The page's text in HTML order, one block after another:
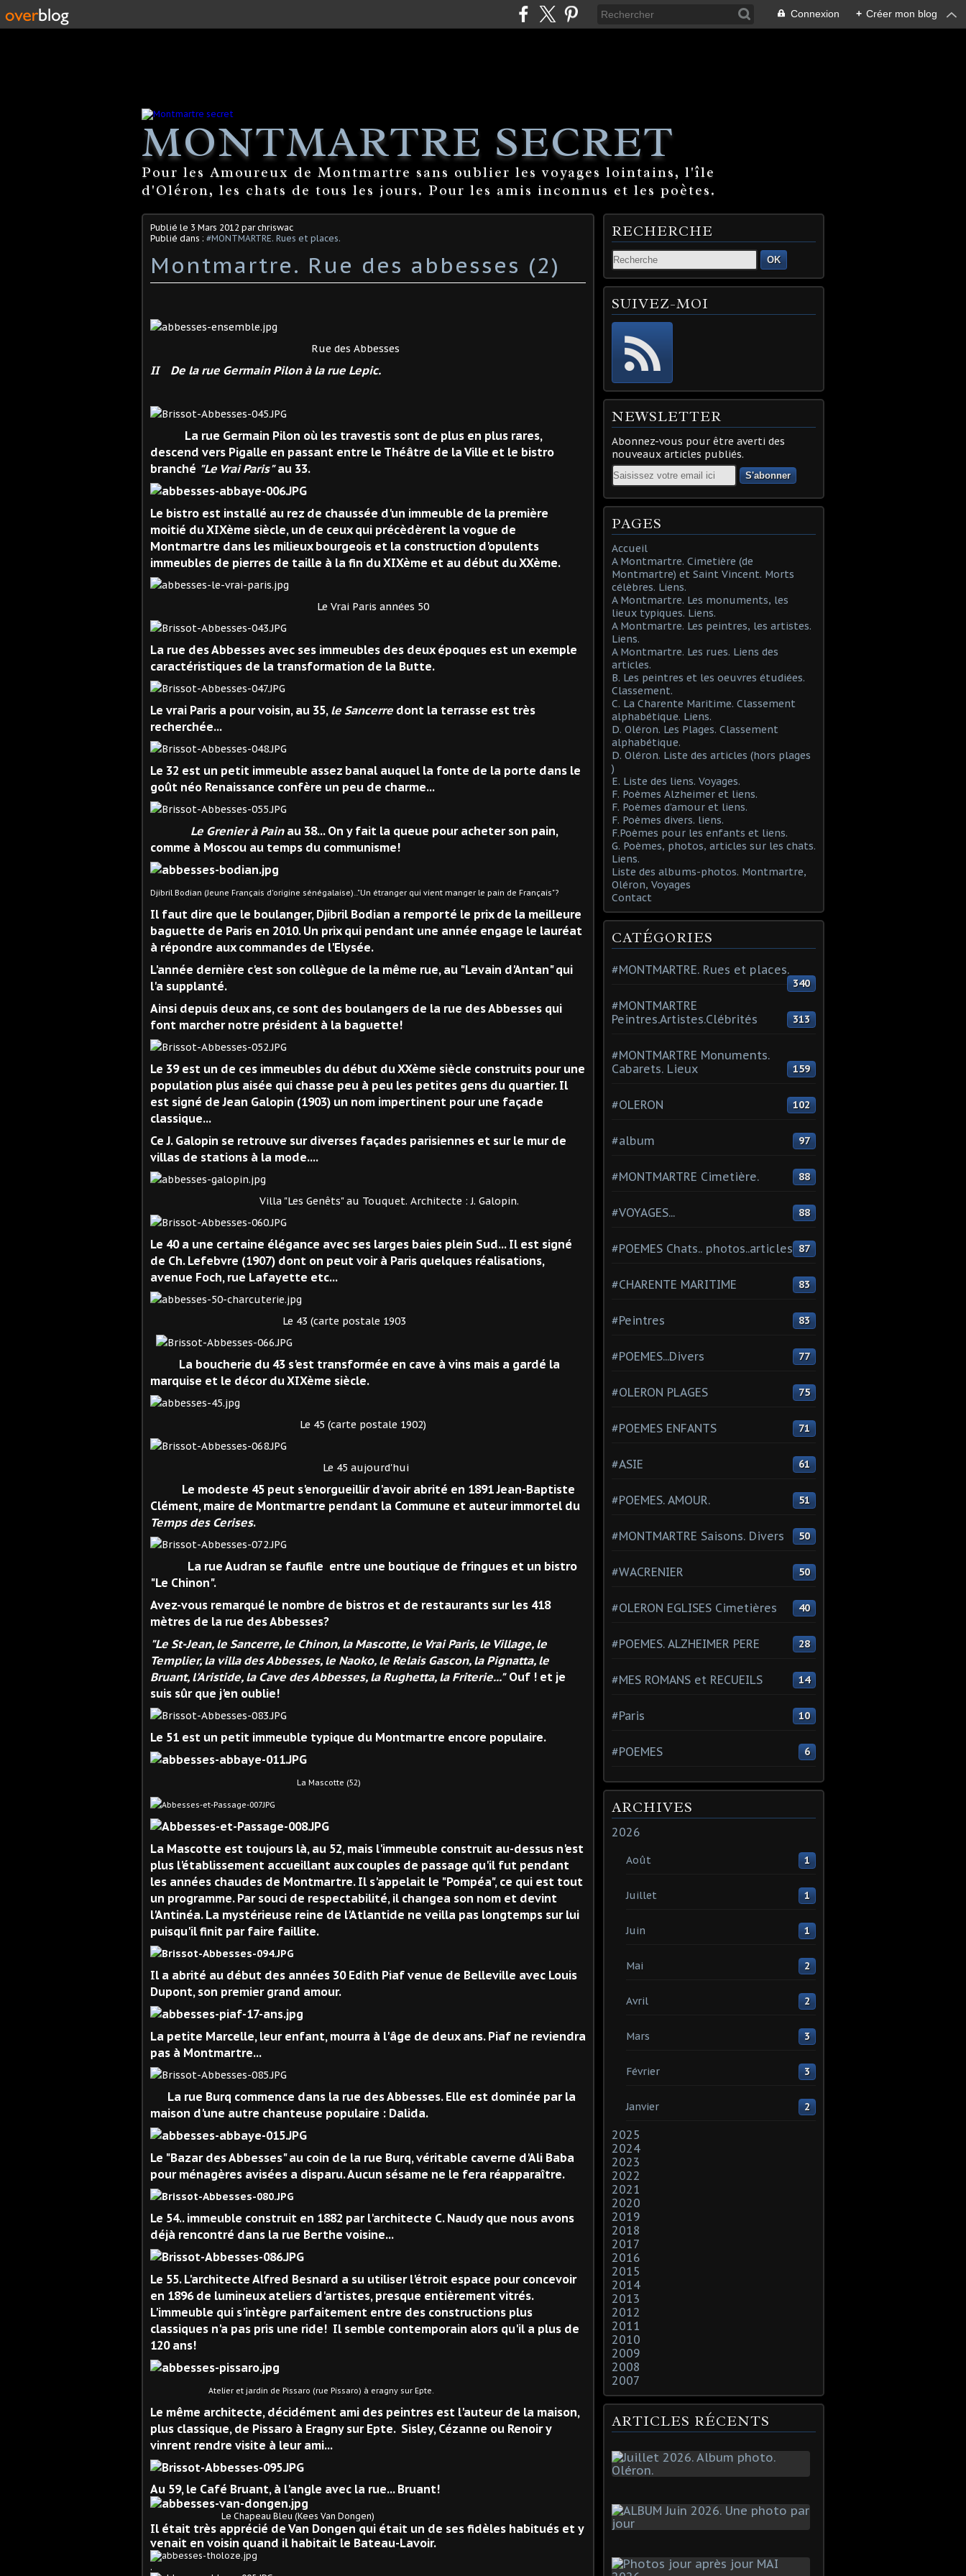
Connexion + Créer mon blog
MONTMARTRE SECRET
Pour les Amoureux de Montmartre sans oublier les voyages lointains, l'île
d'Oléron, les chats de tous les jours. Pour les amis inconnus et les poètes.
Publié le 3 Mars 2012 par chriswac
Publié dans : #MONTMARTRE. Rues et places.
Montmartre. Rue des abbesses (2)
Rue des Abbesses
II De la rue Germain Pilon à la rue Lepic.
La rue Germain Pilon où les travestis sont de plus en plus rares,
descend vers Pigalle en passant entre le Théâtre de la Ville et le bistro
branché "Le Vrai Paris"au 33.
Le bistro est installé au rez de chaussée d'un immeuble de la première
moitié du XIXème siècle, un de ceux qui précèdèrent la vogue de
Montmartre dans les milieux bourgeois et la construction d'opulents
immeubles de pierres de taille à la fin du XIXème et au début du XXème.
Le Vrai Paris années 50
La rue des Abbesses avec ses immeubles des deux époques est un exemple
caractéristiques de la transformation de la Butte.
Le vrai Paris a pour voisin, au 35, le Sancerre dont la terrasse est très
recherchée...
Le 32 est un petit immeuble assez banal auquel la fonte de la porte dans le
goût néo Renaissance confère un peu de charme...
Le Grenier à Painau 38... On y fait la queue pour acheter son pain,
comme à Moscou au temps du communisme!
Djibril Bodian (Jeune Français d'origine sénégalaise)..."Un étranger qui vient manger le pain de Français"?
Il faut dire que le boulanger, Djibril Bodian a remporté le prix de la meilleure
baguette de Paris en 2010. Un prix qui pendant une année engage le lauréat
à répondre aux commandes de l'Elysée.
L'année dernière c'est son collègue de la même rue, au "Levain d'Antan" qui
l'a supplanté.
Ainsi depuis deux ans, ce sont des boulangers de la rue des Abbesses qui
font marcher notre président à la baguette!
Le 39 est un de ces immeubles du début du XXème siècle construits pour une
population plus aisée qui chasse peu à peu les petites gens du quartier. Il
est signé de Jean Galopin (1903) un nom impertinent pour une façade
classique...
Ce J. Galopin se retrouve sur diverses façades parisiennes et sur le mur de
villas de stations à la mode....
Villa "Les Genêts" au Touquet. Architecte : J. Galopin.
Le 40 a une certaine élégance avec ses larges baies plein Sud... Il est signé
de Ch. Lefebvre (1907) dont on peut voir à Paris quelques réalisations,
avenue Foch, rue Lafayette etc...
Le 43 (carte postale 1903
La boucherie du 43 s'est transformée en cave à vins mais a gardé la
marquise et le décor du XIXème siècle.
Le 45 (carte postale 1902)
Le 45 aujourd'hui
Le modeste 45 peut s'enorgueillir d'avoir abrité en 1891 Jean-Baptiste
Clément, maire de Montmartre pendant la Commune et auteur immortel du
Temps des Cerises.
La rue Audran se faufile entre une boutique de fringues et un bistro
"Le Chinon".
Avez-vous remarqué le nombre de bistros et de restaurants sur les 418
mètres de la rue des Abbesses?
"Le St-Jean, le Sancerre, le Chinon, la Mascotte, le Vrai Paris, le Village, le
Templier, la villa des Abbesses, le Naoko, le Relais Gascon, la Pignatta, le
Bruant, l'Aristide, la Cave des Abbesses, la Rughetta, la Friterie..." Ouf ! et je
suis sûr que j'en oublie!
Le 51 est un petit immeuble typique du Montmartre encore populaire.
La Mascotte (52)
La Mascotte est toujours là, au 52, mais l'immeuble construit au-dessus n'est
plus l'établissement accueillant aux couples de passage qu'il fut pendant
les années chaudes de Montmartre. Il s'appelait le "Pompéa", ce qui est tout
un programme. Par souci de respectabilité, il changea son nom et devint
l'Antinéa. La mystérieuse reine de l'Atlantide ne veilla pas longtemps sur lui
puisqu'il finit par faire faillite.
Il a abrité au début des années 30 Edith Piaf venue de Belleville avec Louis
Dupont, son premier grand amour.
La petite Marcelle, leur enfant, mourra à l'âge de deux ans. Piaf ne reviendra
pas à Montmartre...
La rue Burq commence dans la rue des Abbesses. Elle est dominée par la
maison d'une autre chanteuse populaire : Dalida.
Le "Bazar des Abbesses" au coin de la rue Burq, véritable caverne d'Ali Baba
pour ménagères avisées a disparu. Aucun sésame ne le fera réapparaître.
Le 54.. immeuble construit en 1882 par l'architecte C. Naudy que nous avons
déjà rencontré dans la rue Berthe voisine...
Le 55. L'architecte Alfred Besnard a su utiliser l'étroit espace pour concevoir
en 1896 de lumineux ateliers d'artistes, presque entièrement vitrés.
L'immeuble qui s'intègre parfaitement entre des constructions plus
classiques n'a pas pris une ride! Il semble contemporain alors qu'il a plus de
120 ans!
Atelier et jardin de Pissaro (rue Pissaro) à eragny sur Epte.
Le même architecte, décidément ami des peintres est l'auteur de la maison,
plus classique, de Pissaro à Eragny sur Epte. Sisley, Cézanne ou Renoir y
vinrent rendre visite à leur ami...
Au 59, le Café Bruant, à l'angle avec la rue... Bruant!
Le Chapeau Bleu (Kees Van Dongen)
Il était très apprécié de Van Dongen qui était un de ses fidèles habitués et y
venait en voisin quand il habitait le Bateau-Lavoir.
.
RECHERCHE
OK
SUIVEZ-MOI
NEWSLETTER
Abonnez-vous pour être averti des
nouveaux articles publiés.
Email
PAGES
Accueil
A Montmartre. Cimetière (de
Montmartre) et Saint Vincent. Morts
célèbres. Liens.
A Montmartre. Les monuments, les
lieux typiques. Liens.
A Montmartre. Les peintres, les artistes.
Liens.
A Montmartre. Les rues. Liens des
articles.
B. Les peintres et les oeuvres étudiées.
Classement.
C. La Charente Maritime. Classement
alphabétique. Liens.
D. Oléron. Les Plages. Classement
alphabétique.
D. Oléron. Liste des articles (hors plages
)
E. Liste des liens. Voyages.
F. Poèmes Alzheimer et liens.
F. Poèmes d'amour et liens.
F. Poèmes divers. liens.
F.Poèmes pour les enfants et liens.
G. Poèmes, photos, articles sur les chats.
Liens.
Liste des albums-photos. Montmartre,
Oléron, Voyages
Contact
CATÉGORIES
#MONTMARTRE. Rues et places.
340
#MONTMARTRE
Peintres.Artistes.Clébrités
313
#MONTMARTRE Monuments.
Cabarets. Lieux
159
#OLERON 102
#album 97
#MONTMARTRE Cimetière. 88
#VOYAGES... 88
#POEMES Chats.. photos..articles 87
#CHARENTE MARITIME 83
#Peintres 83
#POEMES...Divers 77
#OLERON PLAGES 75
#POEMES ENFANTS 71
#ASIE 61
#POEMES. AMOUR. 51
#MONTMARTRE Saisons. Divers 50
#WACRENIER 50
#OLERON EGLISES Cimetières 40
#POEMES. ALZHEIMER PERE 28
#MES ROMANS et RECUEILS 14
#Paris 10
#POEMES 6
ARCHIVES
2026
Août 1
Juillet 1
Juin 1
Mai 2
Avril 2
Mars 3
Février 3
Janvier 2
2025
2024
2023
2022
2021
2020
2019
2018
2017
2016
2015
2014
2013
2012
2011
2010
2009
2008
2007
ARTICLES RÉCENTS